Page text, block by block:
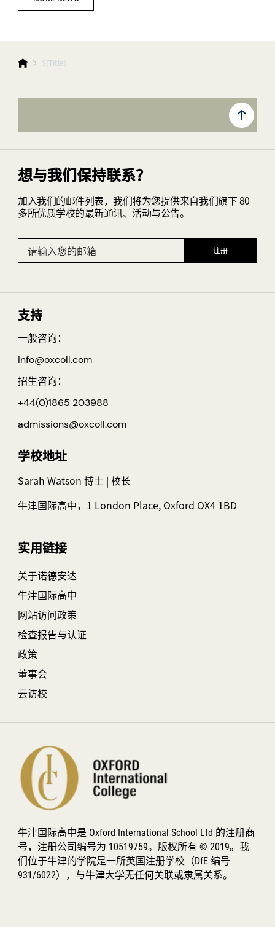
${Title}
想与我们保持联系？
加入我们的邮件列表，我们将为您提供来自我们旗下 80
多所优质学校的最新通讯、活动与公告。
支持
一般咨询：
info@oxcoll.com
招生咨询：
+44(0)1865 203988
admissions@oxcoll.com
学校地址
Sarah Watson 博士 | 校长
牛津国际高中，1 London Place, Oxford OX4 1BD
实用链接
关于诺德安达
牛津国际高中
网站访问政策
检查报告与认证
政策
董事会
云访校
牛津国际高中是 Oxford International School Ltd 的注册商
号，注册公司编号为 10519759。版权所有 © 2019。我
们位于牛津的学院是一所英国注册学校（DfE 编号
931/6022），与牛津大学无任何关联或隶属关系。